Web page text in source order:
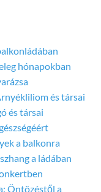
hónapokban
és társai
és társai
a balkonra
a ládában
Öntözéstől a